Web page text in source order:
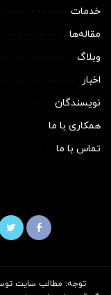
خدمات
مقاله‌ها
وبلاگ
اخبار
نویسندگان
همکاری با ما
تماس با ما
توجه: مطالب سایت